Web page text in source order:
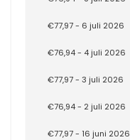
€77,97 - 6 juli 2026
€76,94 - 4 juli 2026
€77,97 - 3 juli 2026
€76,94 - 2 juli 2026
€77,97 - 16 juni 2026